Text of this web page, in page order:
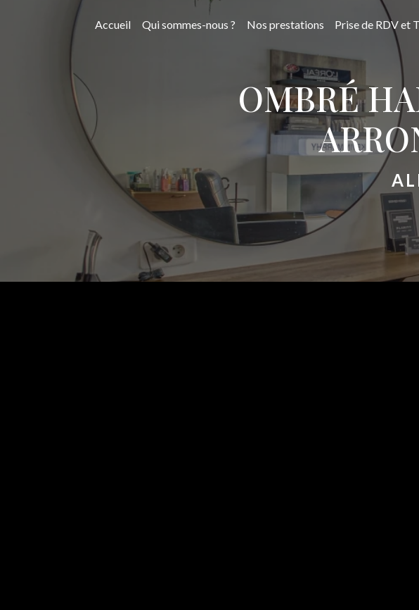
Accueil Qui sommes-nous ? Nos prestations Prise de RDV et
OMBRÉ
Panneau de gestion des cookies